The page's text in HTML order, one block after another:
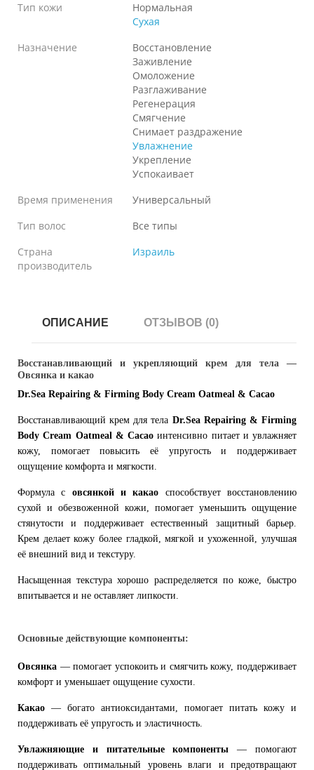
Тип кожи
Нормальная
Сухая
Назначение
Восстановление
Заживление
Омоложение
Разглаживание
Регенерация
Смягчение
Снимает раздражение
Увлажнение
Укрепление
Успокаивает
Время применения
Универсальный
Тип волос
Все типы
Страна
производитель
Израиль
ОПИСАНИЕ ОТЗЫВОВ (0)
Восстанавливающий и укрепляющий крем для тела —
Овсянка и какао
Dr.Sea Repairing & Firming Body Cream Oatmeal & Cacao
Восстанавливающий крем для тела Dr.Sea Repairing & Firming
Body Cream Oatmeal & Cacao интенсивно питает и увлажняет
кожу, помогает повысить её упругость и поддерживает
ощущение комфорта и мягкости.
Формула с овсянкой и какао способствует восстановлению
сухой и обезвоженной кожи, помогает уменьшить ощущение
стянутости и поддерживает естественный защитный барьер.
Крем делает кожу более гладкой, мягкой и ухоженной, улучшая
её внешний вид и текстуру.
Насыщенная текстура хорошо распределяется по коже, быстро
впитывается и не оставляет липкости.
Основные действующие компоненты:
Овсянка — помогает успокоить и смягчить кожу, поддерживает
комфорт и уменьшает ощущение сухости.
Какао — богато антиоксидантами, помогает питать кожу и
поддерживать её упругость и эластичность.
Увлажняющие и питательные компоненты — помогают
поддерживать оптимальный уровень влаги и предотвращают